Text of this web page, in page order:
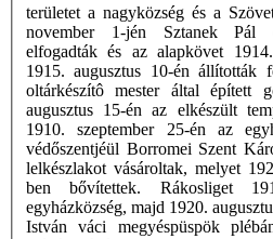
területet a nagyközség és a
november 1-jén Sztanek Pál
elfogadták és az alapkövet
1915. augusztus 10-én állították
oltárkészítô mester által épített
augusztus 15-én az elkészült
1910. szeptember 25-én az
védőszentjéül Borromei Szent
lelkészlakot vásároltak, melyet
ben bővítettek. Rákosliget
egyházközség, majd 1920.
István váci megyéspüspök